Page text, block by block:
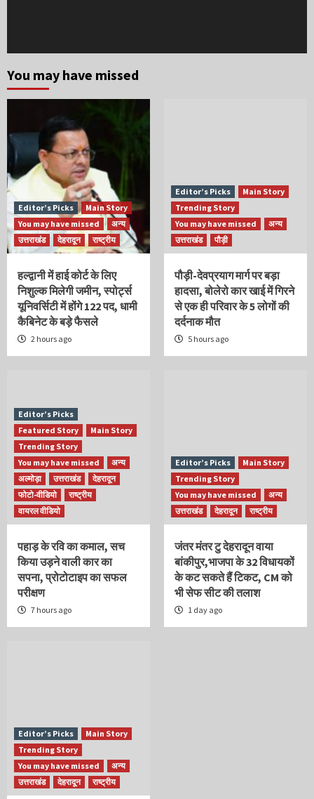
You may have missed
Editor’s Picks
Main Story
You may have missed
अन्य
उत्तराखंड
देहरादून राष्ट्रीय
हल्द्वानी में हाई कोर्ट के लिए
निशुल्क मिलेगी जमीन, स्पोर्ट्स
यूनिवर्सिटी में होंगे 122 पद, धामी
कैबिनेट के बड़े फैसले
2 hours ago
Editor’s Picks
Main Story
Trending Story
You may have missed
अन्य
उत्तराखंड
पौड़ी
पौड़ी-देवप्रयाग मार्ग पर बड़ा
हादसा, बोलेरो कार खाई में गिरने
से एक ही परिवार के 5 लोगों की
दर्दनाक मौत
5 hours ago
Editor’s Picks
Featured Story
Main Story
Trending Story
You may have missed
अन्य
अल्मोड़ा
उत्तराखंड
देहरादून
फोटो-वीडियो
राष्ट्रीय
वायरल वीडियो
पहाड़ के रवि का कमाल, सच
किया उड़ने वाली कार का
सपना, प्रोटोटाइप का सफल
परीक्षण
7 hours ago
Editor’s Picks
Main Story
Trending Story
You may have missed
अन्य
उत्तराखंड
देहरादून राष्ट्रीय
जंतर मंतर टु देहरादून वाया
बांकीपुर,भाजपा के 32 विधायकों
के कट सकते हैं टिकट, CM को
भी सेफ सीट की तलाश
1 day ago
Editor’s Picks
Main Story
Trending Story
You may have missed
अन्य
उत्तराखंड
देहरादून राष्ट्रीय